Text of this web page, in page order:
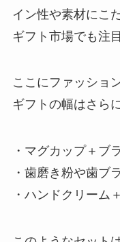
イン性や素材にこ
ギフト市場でも注
ここにファッショ
ギフトの幅はさら
・マグカップ＋ブ
・歯磨き粉や歯ブ
・ハンドクリーム